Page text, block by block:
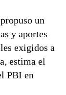
un
y aportes
exigidos a
estima el
PBI en